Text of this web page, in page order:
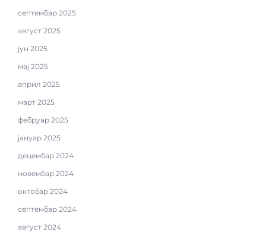
септембар 2025
август 2025
јун 2025
мај 2025
април 2025
март 2025
фебруар 2025
јануар 2025
децембар 2024
новембар 2024
октобар 2024
септембар 2024
август 2024